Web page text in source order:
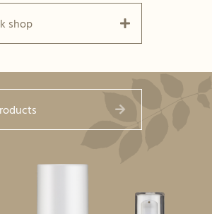
shop